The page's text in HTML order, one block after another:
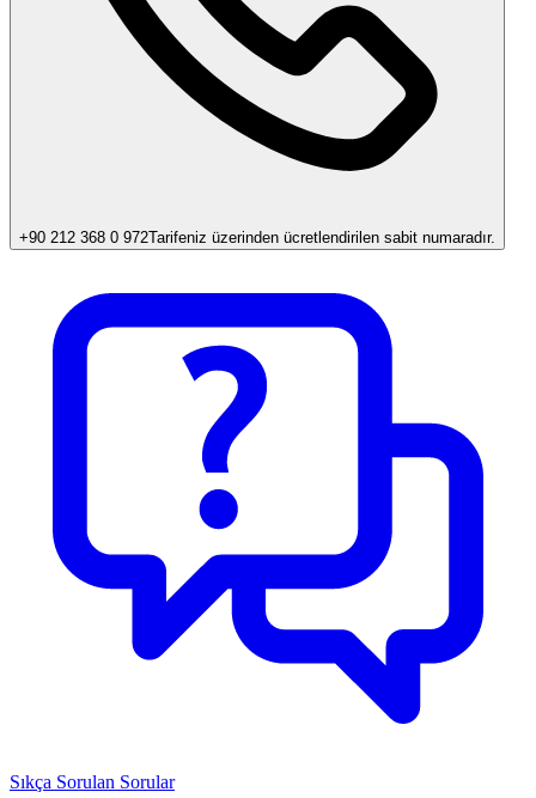
+90 212 368 0 972Tarifeniz üzerinden ücretlendirilen sabit numaradır.
Sıkça Sorulan Sorular